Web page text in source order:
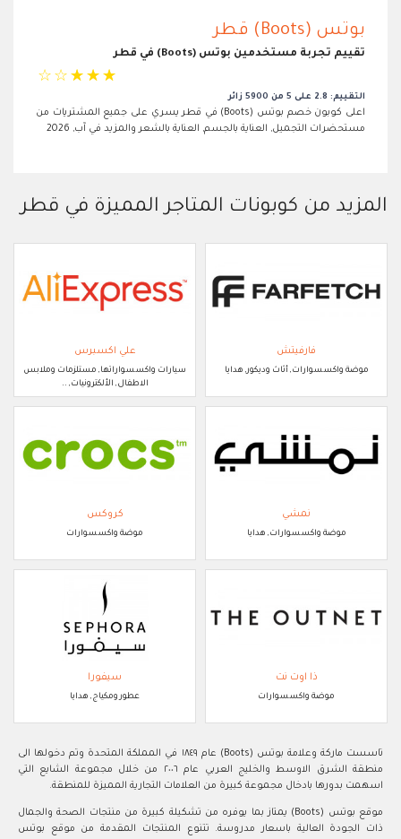
بوتس (Boots) قطر
تقييم تجربة مستخدمين بوتس (Boots) في قطر
☆ ☆ ☆ ☆ ☆
التقييم: 2.8 على 5 من 5900 زائر
اعلى كوبون خصم بوتس (Boots) في قطر يسري على جميع المشتريات من
مستحضرات التجميل, العناية بالجسم, العناية بالشعر والمزيد في آب, 2026
المزيد من كوبونات المتاجر المميزة في قطر
فارفيتش
موضة واكسسوارات, أثاث وديكور, هدايا
علي اكسبرس
سيارات واكسسواراتها, مستلزمات وملابس
الاطفال, الألكترونيات, ..
نمشي
موضة واكسسوارات, هدايا
كروكس
موضة واكسسوارات
ذا اوت نت
موضة واكسسوارات
سيفورا
عطور ومكياج, هدايا
تاسست ماركة وعلامة بوتس (Boots) عام ١٨٤٩ في المملكة المتحدة وتم دخولها الى
منطقة الشرق الاوسط والخليج العربي عام ٢٠٠٦ من خلال مجموعة الشايع التي
اسهمت بدورها بادخال مجموعة كبيرة من العلامات التجارية المميزة للمنطقة.
موقع بوتس (Boots) يمتاز بما يوفره من تشكيلة كبيرة من منتجات الصحة والجمال
ذات الجودة العالية باسعار مدروسة. تتنوع المنتجات المقدمة من موقع بوتس